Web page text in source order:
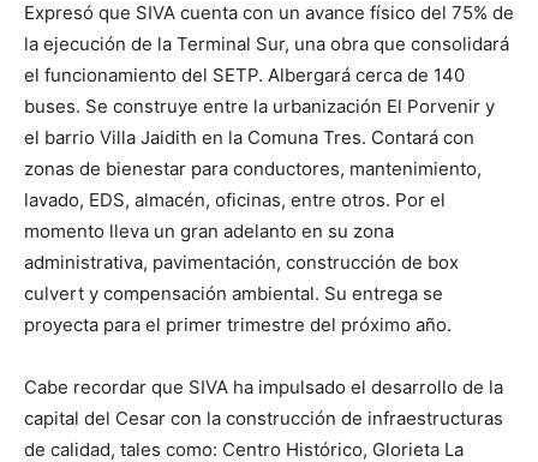
Expresó que SIVA cuenta con un avance físico del 75% de
la ejecución de la Terminal Sur, una obra que consolidará
el funcionamiento del SETP. Albergará cerca de 140
buses. Se construye entre la urbanización El Porvenir y
el barrio Villa Jaidith en la Comuna Tres. Contará con
zonas de bienestar para conductores, mantenimiento,
lavado, EDS, almacén, oficinas, entre otros. Por el
momento lleva un gran adelanto en su zona
administrativa, pavimentación, construcción de box
culvert y compensación ambiental. Su entrega se
proyecta para el primer trimestre del próximo año.
Cabe recordar que SIVA ha impulsado el desarrollo de la
capital del Cesar con la construcción de infraestructuras
de calidad, tales como: Centro Histórico, Glorieta La